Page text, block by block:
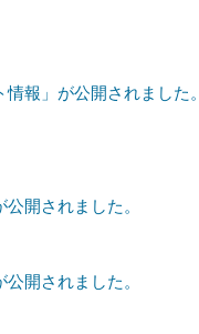
報」が公開されました。
開されました。
開されました。